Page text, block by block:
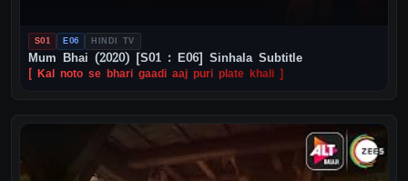
S01 E06 HINDI TV
Mum Bhai (2020) [S01 : E06] Sinhala Subtitle
[ Kal noto se bhari gaadi aaj puri plate khali ]